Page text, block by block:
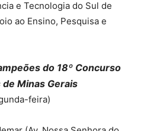
e Tecnologia do Sul de
ao Ensino, Pesquisa e
do 18º Concurso
Minas Gerais
feira)